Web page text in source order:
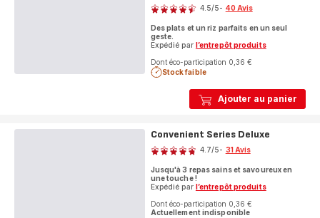
Ajouter au panier
4.5/5- 40 Avis
Des plats et un riz parfaits en un seul
geste.
Expédié par l’entrepôt produits
Dont éco-participation 0,36 €
Stock faible
Convenient Series Deluxe
Note
4.7/5- 31 Avis
Jusqu'à 3 repas sains et savoureux en
une touche !
Expédié par l’entrepôt produits
Dont éco-participation 0,36 €
Actuellement indisponible